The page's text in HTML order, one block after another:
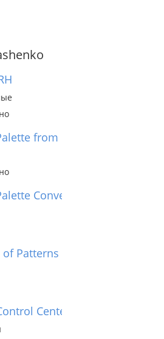
from Image
Converter
Patterns Importer
Center